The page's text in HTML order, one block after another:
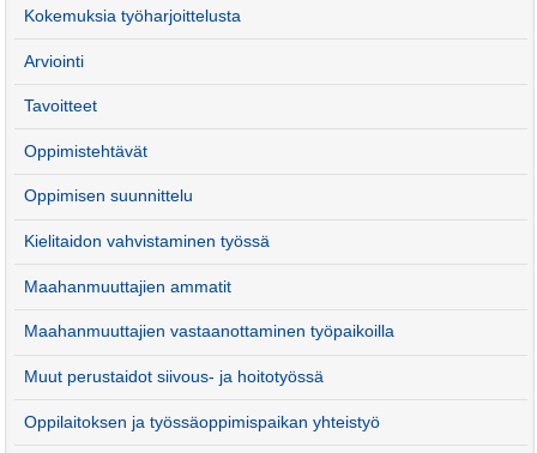
Kokemuksia työharjoittelusta
Arviointi
Tavoitteet
Oppimistehtävät
Oppimisen suunnittelu
Kielitaidon vahvistaminen työssä
Maahanmuuttajien ammatit
Maahanmuuttajien vastaanottaminen työpaikoilla
Muut perustaidot siivous- ja hoitotyössä
Oppilaitoksen ja työssäoppimispaikan yhteistyö